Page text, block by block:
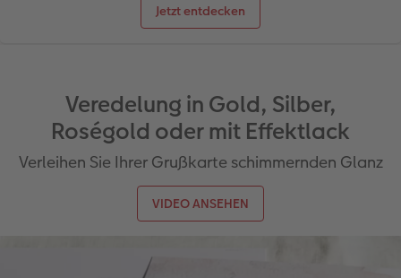
Jetzt entdecken
Veredelung in Gold, Silber,
Roségold oder mit Effektlack
Verleihen Sie Ihrer Grußkarte schimmernden Glanz
VIDEO ANSEHEN